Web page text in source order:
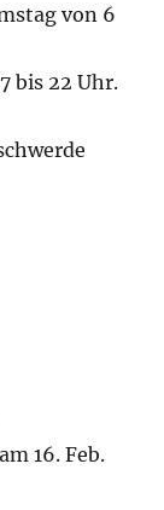
von 6
bis 22 Uhr.
16. Feb.